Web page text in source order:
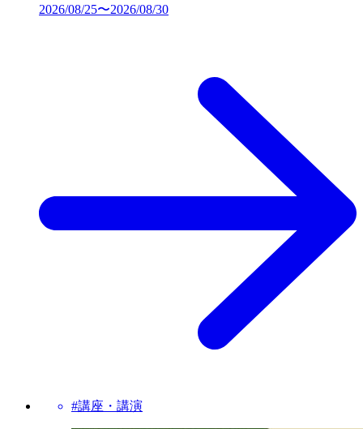
2026/08/25〜2026/08/30
#講座・講演